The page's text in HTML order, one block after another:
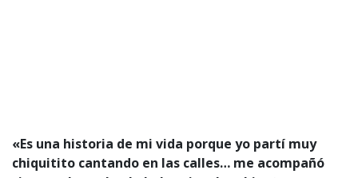
«Es una historia de mi vida porque yo partí muy
chiquitito cantando en las calles… me acompañó